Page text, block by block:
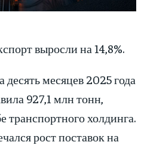
выросли на 14,8%.
месяцев 2025 года
927,1 млн тонн,
транспортного холдинга.
рост поставок на